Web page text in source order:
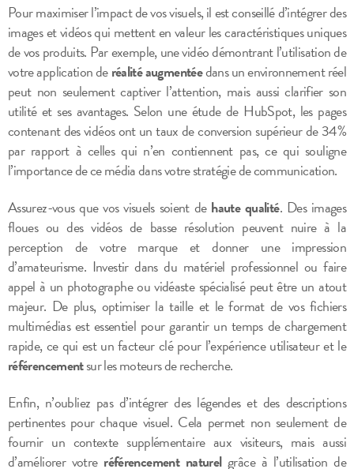
Pour maximiser l’impact de vos visuels, il est conseillé d’intégrer des
images et vidéos qui mettent en valeur les caractéristiques uniques
de vos produits. Par exemple, une vidéo démontrant l’utilisation de
votre application deréalité augmentéedans un environnement réel
peut non seulement captiver l’attention, mais aussi clarifier son
utilité et ses avantages. Selon une étude de HubSpot, les pages
contenant des vidéos ont un taux de conversion supérieur de 34%
par rapport à celles qui n’en contiennent pas, ce qui souligne
l’importance de ce média dans votre stratégie de communication.
Assurez-vous que vos visuels soient de haute qualité. Des images
floues ou des vidéos de basse résolution peuvent nuire à la
perception de votre marque et donner une impression
d’amateurisme. Investir dans du matériel professionnel ou faire
appel à un photographe ou vidéaste spécialisé peut être un atout
majeur. De plus, optimiser la taille et le format de vos fichiers
multimédias est essentiel pour garantir un temps de chargement
rapide, ce qui est un facteur clé pour l’expérience utilisateur et le
référencementsur les moteurs de recherche.
Enfin, n’oubliez pas d’intégrer des légendes et des descriptions
pertinentes pour chaque visuel. Cela permet non seulement de
fournir un contexte supplémentaire aux visiteurs, mais aussi
d’améliorer votre référencement naturelgrâce à l’utilisation de